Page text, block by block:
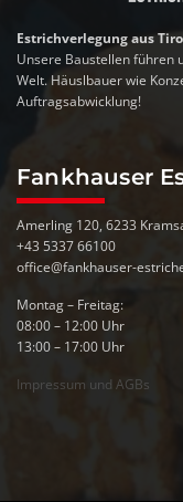
Estrichverlegung aus
Unsere Baustellen führen
Welt. Häuslbauer wie
Auftragsabwicklung!
Fankhauser
Amerling 120, 6233
+43 5337 66100
office@fankhauser-
Montag – Freitag:
08:00 – 12:00 Uhr
13:00 – 17:00 Uhr
Impressum und AGBs